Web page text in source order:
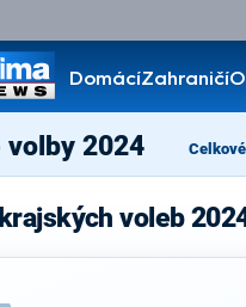
DomácíZahraničí
Pořady
volby 2024
voleb